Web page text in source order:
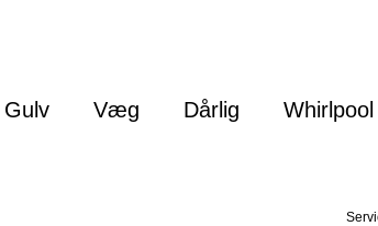
Gulv Væg Dårlig Whirlpool